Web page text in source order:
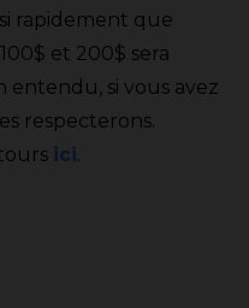
rapidement que
et 200$ sera
entendu, si vous avez
respecterons.
ici.